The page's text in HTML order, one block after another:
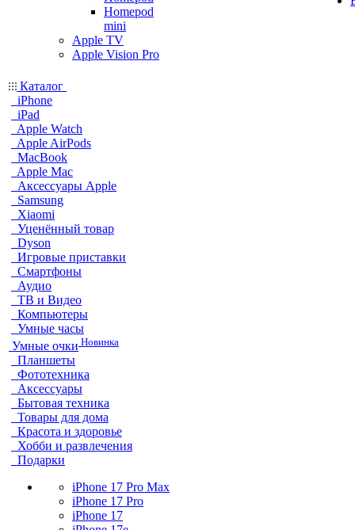
Homepod
mini
Apple TV
Apple Vision Pro
Каталог
iPhone
iPad
Apple Watch
Apple AirPods
MacBook
Apple Mac
Аксессуары Apple
Samsung
Xiaomi
Уценённый товар
Dyson
Игровые приставки
Смартфоны
Аудио
ТВ и Видео
Компьютеры
Умные часы
Умные очки Новинка
Планшеты
Фототехника
Аксессуары
Бытовая техника
Товары для дома
Красота и здоровье
Хобби и развлечения
Подарки
iPhone 17 Pro Max
iPhone 17 Pro
iPhone 17